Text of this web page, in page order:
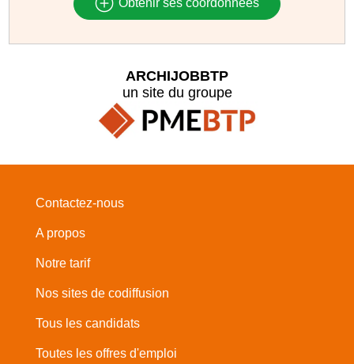
Obtenir ses coordonnées
ARCHIJOBBTP
un site du groupe
Contactez-nous
A propos
Notre tarif
Nos sites de codiffusion
Tous les candidats
Toutes les offres d'emploi